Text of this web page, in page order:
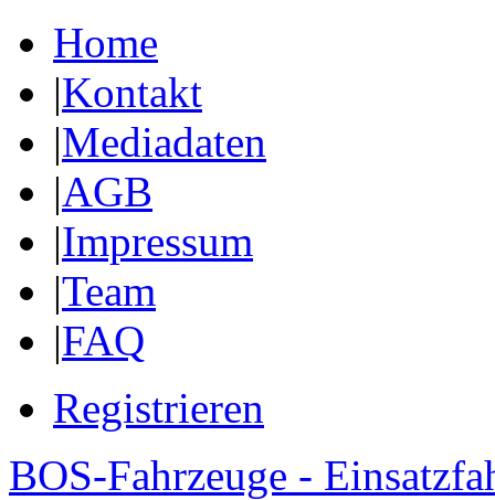
Home
|Kontakt
|Mediadaten
|AGB
|Impressum
|Team
|FAQ
Registrieren
BOS-Fahrzeuge -